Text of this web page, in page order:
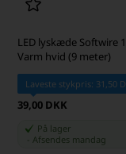
LED lyskæde Softwire
Varm hvid (9 meter)
Laveste stykpris: 31,50
39,00 DKK
På lager
-Afsendes mandag